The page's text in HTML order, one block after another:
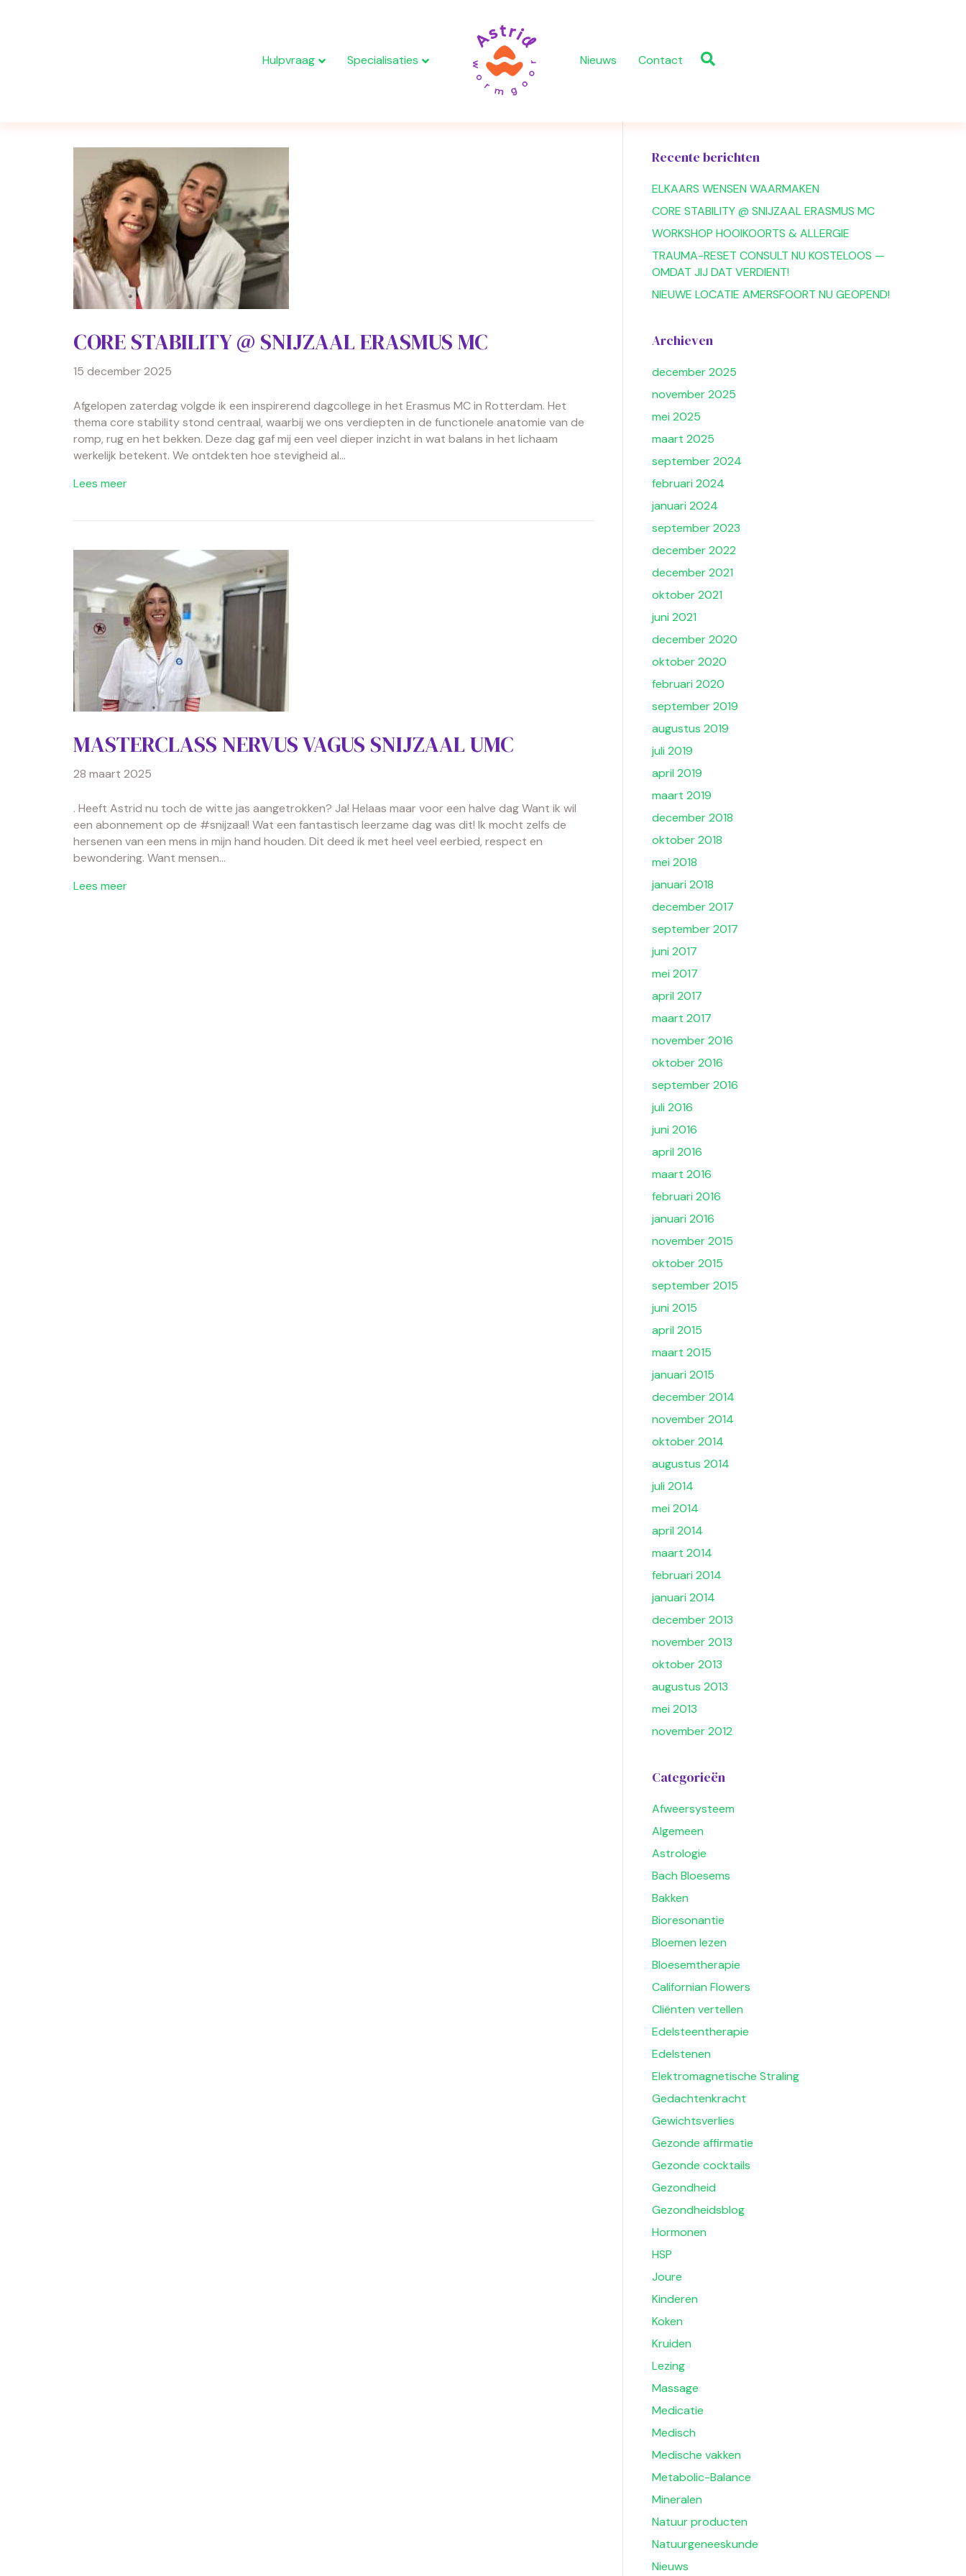
Hulpvraag Specialisaties Nieuws Contact
CORE STABILITY @ SNIJZAAL ERASMUS MC
15 december 2025
Afgelopen zaterdag volgde ik een inspirerend dagcollege in het Erasmus MC in Rotterdam. Het
thema core stability stond centraal, waarbij we ons verdiepten in de functionele anatomie van de
romp, rug en het bekken. Deze dag gaf mij een veel dieper inzicht in wat balans in het lichaam
werkelijk betekent. We ontdekten hoe stevigheid al…
Lees meer
MASTERCLASS NERVUS VAGUS SNIJZAAL UMC
28 maart 2025
. Heeft Astrid nu toch de witte jas aangetrokken? Ja! Helaas maar voor een halve dag Want ik wil
een abonnement op de #snijzaal! Wat een fantastisch leerzame dag was dit! Ik mocht zelfs de
hersenen van een mens in mijn hand houden. Dit deed ik met heel veel eerbied, respect en
bewondering. Want mensen…
Lees meer
Recente berichten
ELKAARS WENSEN WAARMAKEN
CORE STABILITY @ SNIJZAAL ERASMUS MC
WORKSHOP HOOIKOORTS & ALLERGIE
TRAUMA-RESET CONSULT NU KOSTELOOS —
OMDAT JIJ DAT VERDIENT!
NIEUWE LOCATIE AMERSFOORT NU GEOPEND!
Archieven
december 2025
november 2025
mei 2025
maart 2025
september 2024
februari 2024
januari 2024
september 2023
december 2022
december 2021
oktober 2021
juni 2021
december 2020
oktober 2020
februari 2020
september 2019
augustus 2019
juli 2019
april 2019
maart 2019
december 2018
oktober 2018
mei 2018
januari 2018
december 2017
september 2017
juni 2017
mei 2017
april 2017
maart 2017
november 2016
oktober 2016
september 2016
juli 2016
juni 2016
april 2016
maart 2016
februari 2016
januari 2016
november 2015
oktober 2015
september 2015
juni 2015
april 2015
maart 2015
januari 2015
december 2014
november 2014
oktober 2014
augustus 2014
juli 2014
mei 2014
april 2014
maart 2014
februari 2014
januari 2014
december 2013
november 2013
oktober 2013
augustus 2013
mei 2013
november 2012
Categorieën
Afweersysteem
Algemeen
Astrologie
Bach Bloesems
Bakken
Bioresonantie
Bloemen lezen
Bloesemtherapie
Californian Flowers
Cliënten vertellen
Edelsteentherapie
Edelstenen
Elektromagnetische Straling
Gedachtenkracht
Gewichtsverlies
Gezonde affirmatie
Gezonde cocktails
Gezondheid
Gezondheidsblog
Hormonen
HSP
Joure
Kinderen
Koken
Kruiden
Lezing
Massage
Medicatie
Medisch
Medische vakken
Metabolic-Balance
Mineralen
Natuur producten
Natuurgeneeskunde
Nieuws